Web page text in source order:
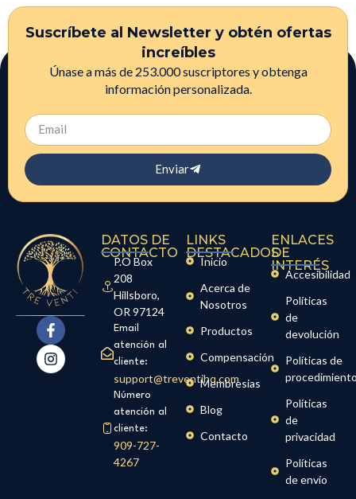
Suscríbete al Newsletter y obtén ofertas
increíbles
Únase a más de 253.000 suscriptores y obtenga
información personalizada.
Enviar
DATOS DE
CONTACTO
P.O Box
208
Hillsboro,
OR 97124
Email
atención al
cliente:
support@treventihq.com
Número
atención al
cliente:
909-727-
4267
LINKS
DESTACADOS
Inicio
Acerca de
Nosotros
Productos
Compensación
Membresias
Blog
Contacto
ENLACES
DE
INTERÉS
Accesibilidad
Políticas
de
devolución
Políticas de
Políticas
de
privacidad
Políticas
de envío